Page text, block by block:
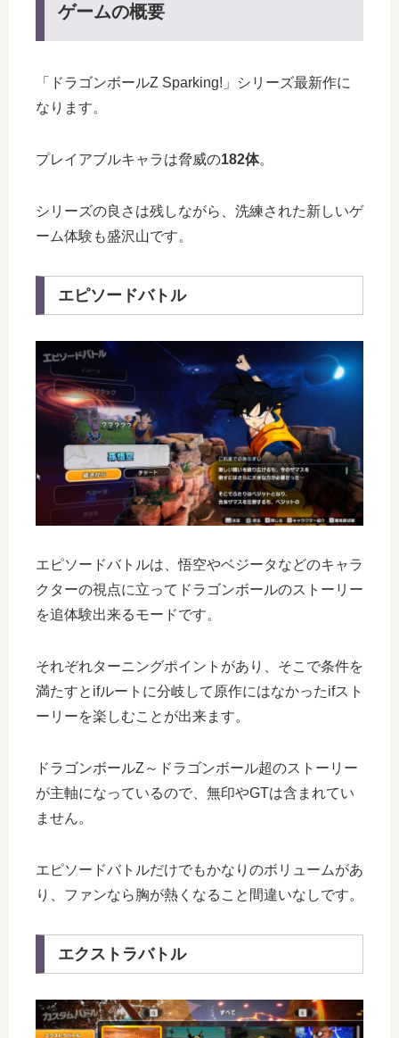
ゲームの概要
「ドラゴンボールZ Sparking!」シリーズ最新作に
なります。
プレイアブルキャラは脅威の182体。
シリーズの良さは残しながら、洗練された新しいゲ
ーム体験も盛沢山です。
エピソードバトル
エピソードバトルは、悟空やベジータなどのキャラ
クターの視点に立ってドラゴンボールのストーリー
を追体験出来るモードです。
それぞれターニングポイントがあり、そこで条件を
満たすとifルートに分岐して原作にはなかったifスト
ーリーを楽しむことが出来ます。
ドラゴンボールZ～ドラゴンボール超のストーリー
が主軸になっているので、無印やGTは含まれてい
ません。
エピソードバトルだけでもかなりのボリュームがあ
り、ファンなら胸が熱くなること間違いなしです。
エクストラバトル